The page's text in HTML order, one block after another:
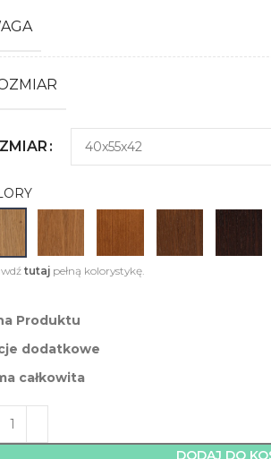
tutaj pełną kolorystykę.
Produktu
dodatkowe
całkowita
DODAJ DO